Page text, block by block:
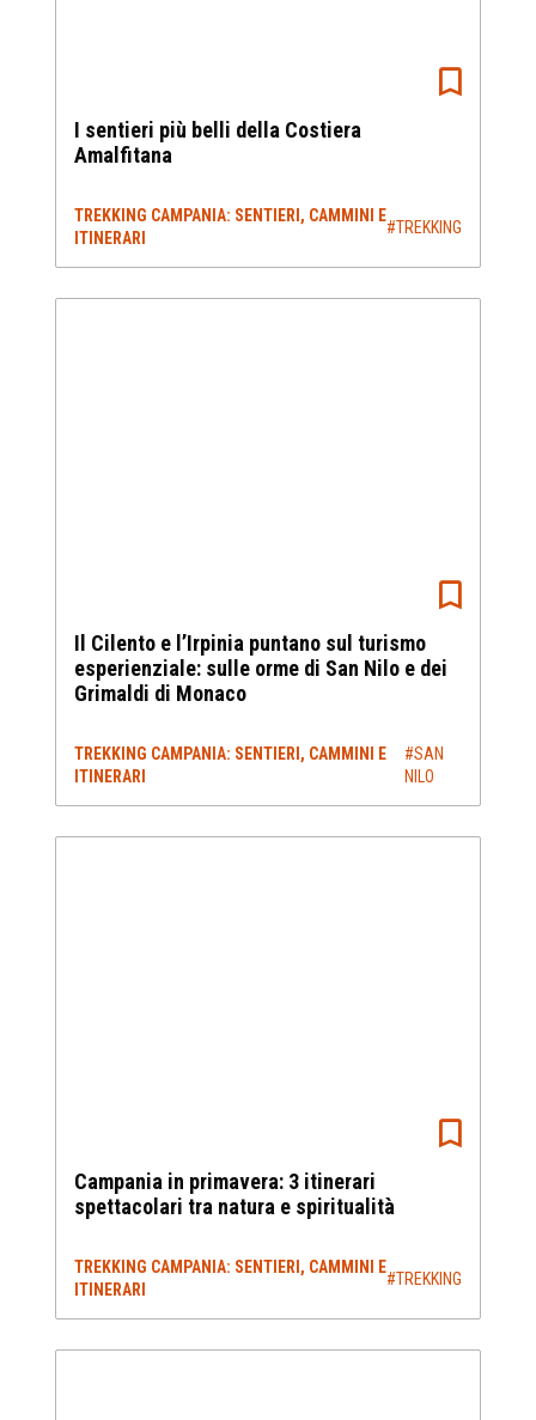
I sentieri più belli della Costiera
Amalfitana
TREKKING CAMPANIA: SENTIERI, CAMMINI E
ITINERARI
#TREKKING
Il Cilento e l’Irpinia puntano sul turismo
esperienziale: sulle orme di San Nilo e dei
Grimaldi di Monaco
TREKKING CAMPANIA: SENTIERI, CAMMINI E
ITINERARI
#SAN
NILO
Campania in primavera: 3 itinerari
spettacolari tra natura e spiritualità
TREKKING CAMPANIA: SENTIERI, CAMMINI E
ITINERARI
#TREKKING